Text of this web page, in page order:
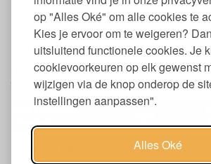
op "Alles Oké" om alle cookies te
Kies je ervoor om te weigeren?
uitsluitend functionele cookies. Je
cookievoorkeuren op elk gewenst
wijzigen via de knop onderop de
instellingen aanpassen".
Alles Oké
Maten Yumeko biokatoen
katoensatijn
De dekbedovertrekset van biologisch
in 3 maten:
Maat dekbed
overtrek
Eenpersoons